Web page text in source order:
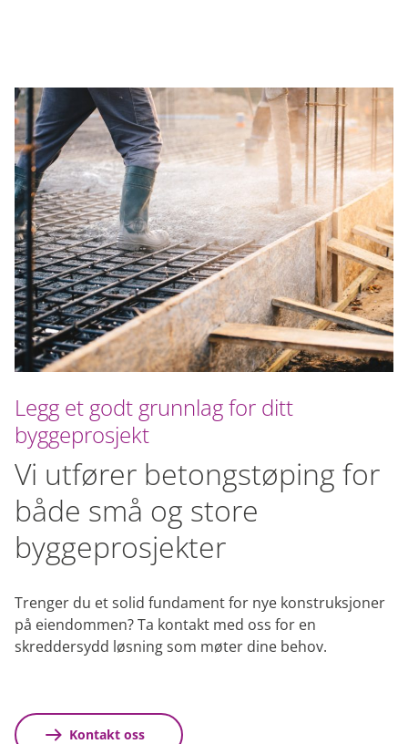
Legg et godt grunnlag for ditt
byggeprosjekt
Vi utfører betongstøping for
både små og store
byggeprosjekter
Trenger du et solid fundament for nye konstruksjoner
på eiendommen? Ta kontakt med oss for en
skreddersydd løsning som møter dine behov.
Kontakt oss